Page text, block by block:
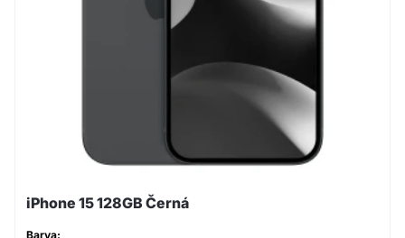
iPhone 15 128GB Černá
Barva: